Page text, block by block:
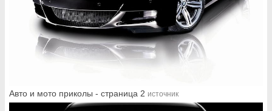
Авто и мото приколы - страница 2 источник